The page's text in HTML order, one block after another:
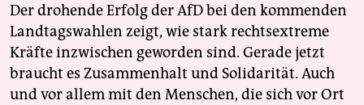
Der drohende Erfolg der AfD bei den kommenden
Landtagswahlen zeigt, wie stark rechtsextreme
Kräfte inzwischen geworden sind. Gerade jetzt
braucht es Zusammenhalt und Solidarität. Auch
und vor allem mit den Menschen, die sich vor Ort